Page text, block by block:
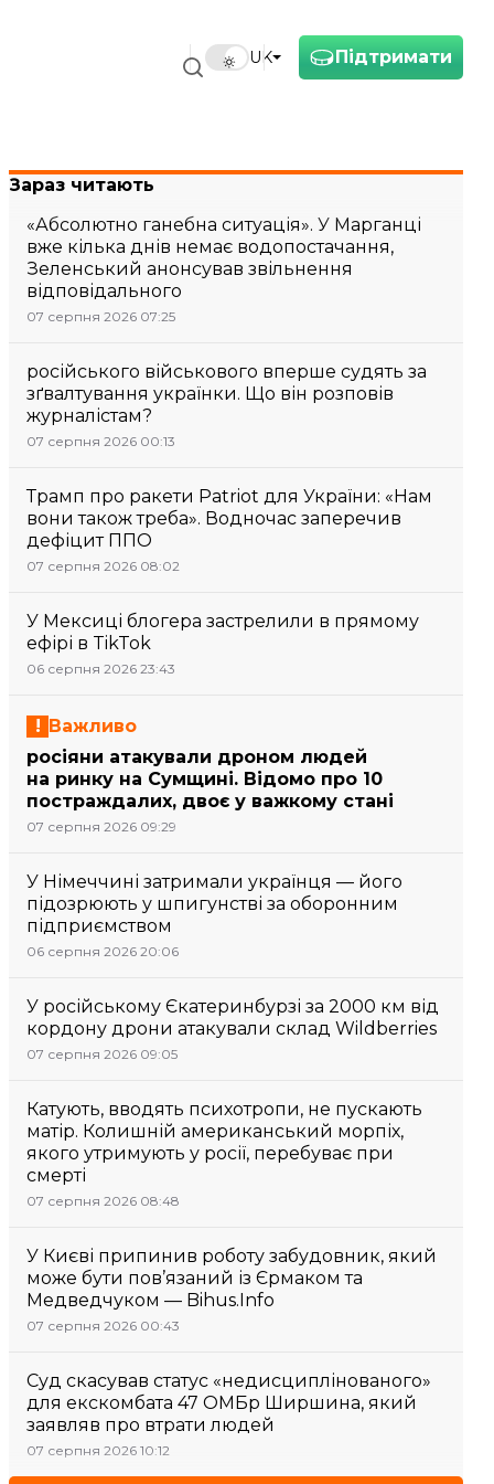
Підтримати
UK
Зараз читають
«Абсолютно ганебна ситуація». У Марганці
вже кілька днів немає водопостачання,
Зеленський анонсував звільнення
відповідального
07 серпня 2026 07:25
російського військового вперше судять за
зґвалтування українки. Що він розповів
журналістам?
07 серпня 2026 00:13
Трамп про ракети Patriot для України: «Нам
вони також треба». Водночас заперечив
дефіцит ППО
07 серпня 2026 08:02
У Мексиці блогера застрелили в прямому
ефірі в TikTok
06 серпня 2026 23:43
Важливо
росіяни атакували дроном людей
на ринку на Сумщині. Відомо про 10
постраждалих, двоє у важкому стані
07 серпня 2026 09:29
У Німеччині затримали українця — його
підозрюють у шпигунстві за оборонним
підприємством
06 серпня 2026 20:06
У російському Єкатеринбурзі за 2000 км від
кордону дрони атакували склад Wildberries
07 серпня 2026 09:05
Катують, вводять психотропи, не пускають
матір. Колишній американський морпіх,
якого утримують у росії, перебуває при
смерті
07 серпня 2026 08:48
У Києві припинив роботу забудовник, який
може бути пов’язаний із Єрмаком та
Медведчуком — Bihus.Info
07 серпня 2026 00:43
Суд скасував статус «недисциплінованого»
для екскомбата 47 ОМБр Ширшина, який
заявляв про втрати людей
07 серпня 2026 10:12